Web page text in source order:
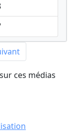
ces médias